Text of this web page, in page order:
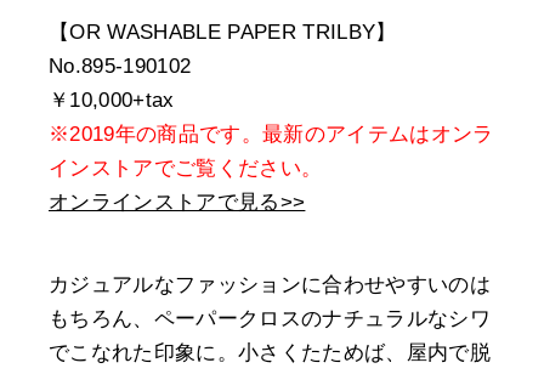
【OR WASHABLE PAPER TRILBY】
No.895-190102
￥10,000+tax
※2019年の商品です。最新のアイテムはオンラ
インストアでご覧ください。
オンラインストアで見る>>
カジュアルなファッションに合わせやすいのは
もちろん、ペーパークロスのナチュラルなシワ
でこなれた印象に。小さくたためば、屋内で脱